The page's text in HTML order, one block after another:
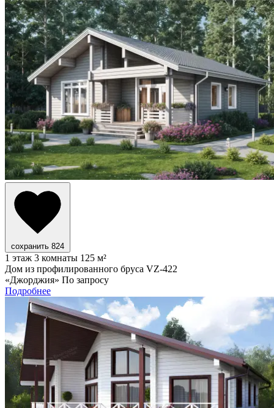
сохранить 824
1 этаж 3 комнаты 125 м²
Дом из профилированного бруса VZ-422
«Джорджия» По запросу
Подробнее